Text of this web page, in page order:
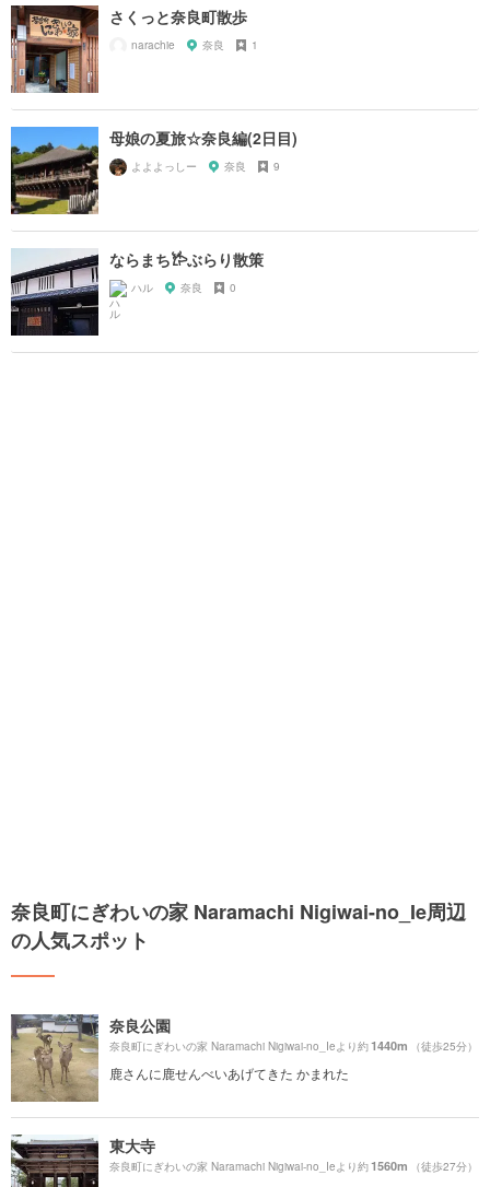
さくっと奈良町散歩
narachie 奈良 1
母娘の夏旅☆奈良編(2日目)
よよよっしー 奈良 9
ならまち𐂂ぶらり散策
ハル 奈良 0
奈良町にぎわいの家 Naramachi Nigiwai-no_Ie周辺
の人気スポット
奈良公園
奈良町にぎわいの家 Naramachi Nigiwai-no_Ieより約1440m （徒歩25分）
鹿さんに鹿せんべいあげてきた かまれた
東大寺
奈良町にぎわいの家 Naramachi Nigiwai-no_Ieより約1560m （徒歩27分）